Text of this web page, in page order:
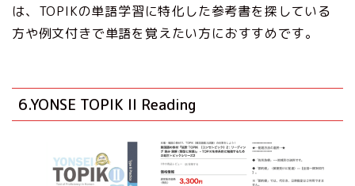
は、TOPIKの単語学習に特化した参考書を探している
方や例文付きで単語を覚えたい方におすすめです。
6.YONSE TOPIK II Reading